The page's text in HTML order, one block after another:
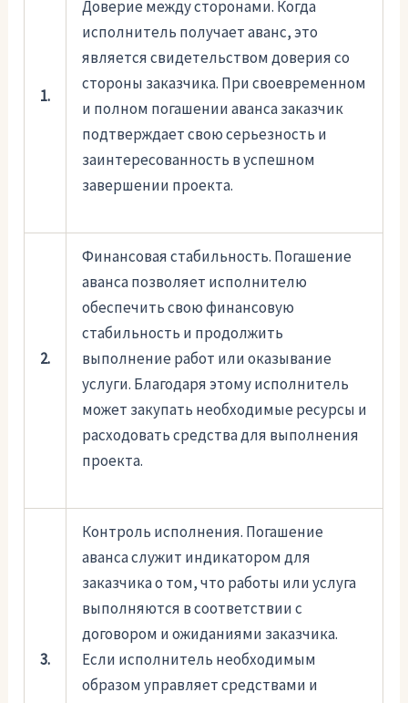
1.
Доверие между сторонами. Когда
исполнитель получает аванс, это
является свидетельством доверия со
стороны заказчика. При своевременном
и полном погашении аванса заказчик
подтверждает свою серьезность и
заинтересованность в успешном
завершении проекта.
2.
Финансовая стабильность. Погашение
аванса позволяет исполнителю
обеспечить свою финансовую
стабильность и продолжить
выполнение работ или оказывание
услуги. Благодаря этому исполнитель
может закупать необходимые ресурсы и
расходовать средства для выполнения
проекта.
3.
Контроль исполнения. Погашение
аванса служит индикатором для
заказчика о том, что работы или услуга
выполняются в соответствии с
договором и ожиданиями заказчика.
Если исполнитель необходимым
образом управляет средствами и